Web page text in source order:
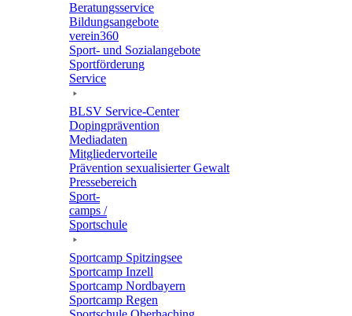
Bera­tungs­ser­vice
Bildungs­an­ge­bote
verein360
Sport- und Sozialangebote
Sport­för­de­rung
Service
BLSV Service-Center
Doping­prä­ven­tion
Media­da­ten
Mitglie­der­vor­teile
Präven­tion sexua­li­sier­ter Gewalt
Pres­se­be­reich
Sport­
camps /
Sportschule
Sport­camp Spitzingsee
Sport­camp Inzell
Sport­camp Nordbayern
Sport­camp Regen